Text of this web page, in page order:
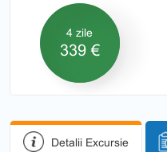
4 zile
339 €
Detalii Excursie